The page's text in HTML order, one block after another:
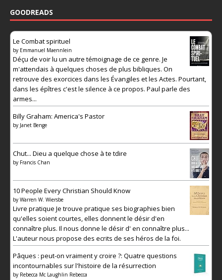
GOODREADS
Le Combat spirituel
by Emmanuel Maennlein
Déçu de voir lu un autre témoignage de ce genre. Je
m'attendais à quelques choses de plus bibliques. On
retrouve des exorcices dans les Évangiles et les Actes. Pourtant,
dans les épîtres c'est le silence à ce propos. Paul parle des
armes...
Billy Graham: America's Pastor
by Janet Benge
Chut... Dieu a quelque chose à te tdire
by Francis Chan
10 People Every Christian Should Know
by Warren W. Wiersbe
Livre pratique Je trouve pratique ses biographies bien
qu'elles soient courtes, elles donnent le désir d'en
connaître plus. Il nous donne le désir d' en connaître plus...
L'auteur nous propose des ecrits de ses héros de la foi.
Pâques : peut-on vraiment y croire ?: Quatre questions
incontournables sur l'histoire de la résurrection
by Rebecca Mc Laughlin Rebecca